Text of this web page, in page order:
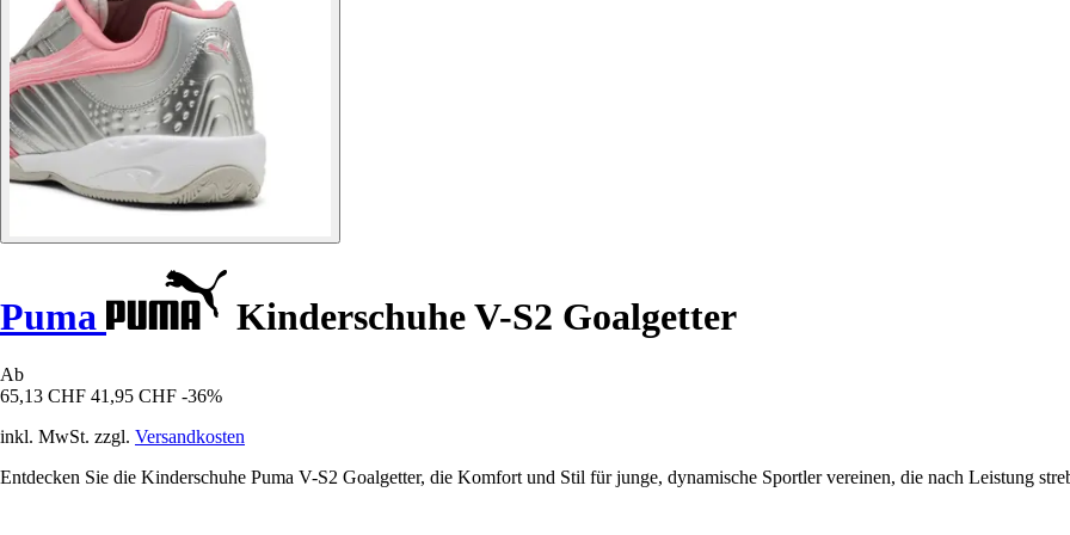
Puma Kinderschuhe V-S2 Goalgetter
Ab
65,13 CHF 41,95 CHF -36%
inkl. MwSt. zzgl. Versandkosten
Entdecken Sie die Kinderschuhe Puma V-S2 Goalgetter, die Komfort und Stil für junge, dynamische Sportler vereinen, die nach Leistung